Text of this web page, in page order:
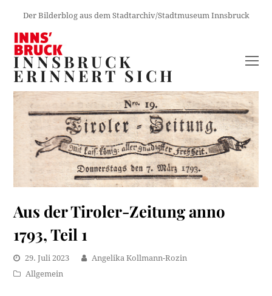
Der Bilderblog aus dem Stadtarchiv/Stadtmuseum Innsbruck
INNSBRUCK
ERINNERT SICH
Aus der Tiroler-Zeitung anno
1793, Teil 1
29. Juli 2023
Angelika Kollmann-Rozin
Allgemein